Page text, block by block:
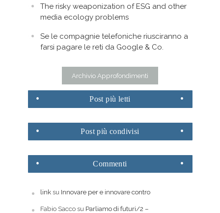
The risky weaponization of ESG and other
media ecology problems
Se le compagnie telefoniche riusciranno a
farsi pagare le reti da Google & Co.
Archivio Approfondimenti
Post più letti
Post più condivisi
Commenti
linksu Innovare per e innovare contro
Fabio Saccosu Parliamo di futuri/2 –